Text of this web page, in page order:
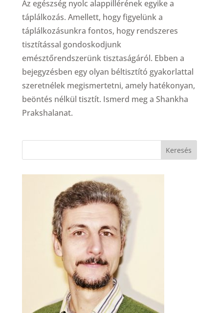
Az egészség nyolc alappillérének egyike a
táplálkozás. Amellett, hogy figyelünk a
táplálkozásunkra fontos, hogy rendszeres
tisztítással gondoskodjunk
emésztőrendszerünk tisztaságáról. Ebben a
bejegyzésben egy olyan béltisztító gyakorlattal
szeretnélek megismertetni, amely hatékonyan,
beöntés nélkül tisztít. Ismerd meg a Shankha
Prakshalanat.